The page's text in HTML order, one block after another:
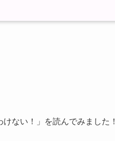
ない！」を読んでみました！